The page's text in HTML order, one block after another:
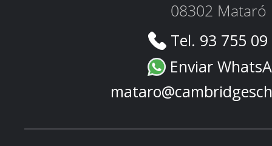
08302 Mataró
Tel. 93 755
Enviar